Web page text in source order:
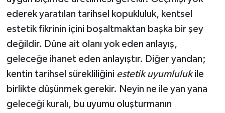
ederek yaratılan tarihsel kopukluluk, kentsel
estetik fikrinin içini boşaltmaktan başka bir şey
değildir. Düne ait olanı yok eden anlayış,
geleceğe ihanet eden anlayıştır. Diğer yandan;
kentin tarihsel sürekliliğini estetik uyumlulukile
birlikte düşünmek gerekir. Neyin ne ile yan yana
geleceği kuralı, bu uyumu oluşturmanın